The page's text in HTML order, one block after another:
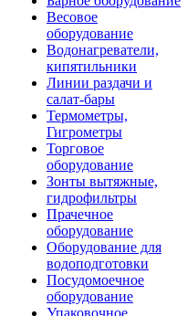
Весовое
оборудование
Водонагреватели,
кипятильники
Линии раздачи и
салат-бары
Термометры,
Гигрометры
Торговое
оборудование
Зонты вытяжные,
гидрофильтры
Прачечное
оборудование
Оборудование для
водоподготовки
Посудомоечное
оборудование
Упаковочное